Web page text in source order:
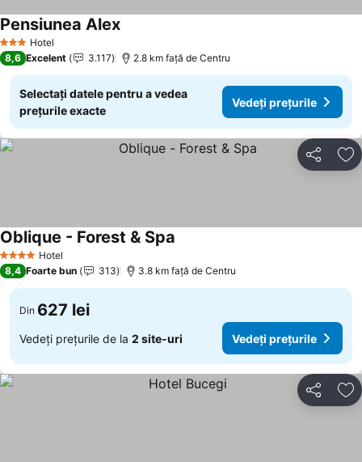
3 SteleHotel
Pensiunea Alex
8,6 Excelent 3.117 2.8 km faţă de Centru
Selectați datele pentru a vedea
prețurile exacte
Vedeți prețurile
Distribuiți
4 Stele Hotel
Oblique - Forest & Spa
8,4 Foarte bun 313 3.8 km faţă de Centru
Din 627 lei
Vedeți prețurile de la 2 site-uri Vedeți prețurile
Distribuiți